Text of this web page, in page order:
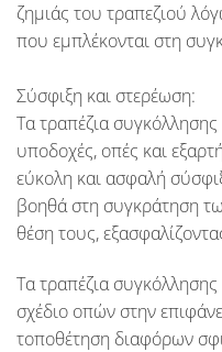
ζημιάς του τραπεζιού
που εμπλέκονται στη
Σύσφιξη και στερέωση:
Τα τραπέζια
υποδοχές, οπές και
εύκολη και ασφαλή
βοηθά στη συγκράτηση
θέση τους,
Τα τραπέζια
σχέδιο οπών στην
τοποθέτηση διαφόρων